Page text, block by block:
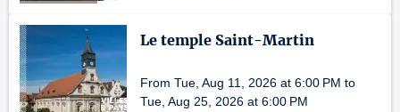
Le temple Saint-Martin
From Tue, Aug 11, 2026 at 6:00 PM to
Tue, Aug 25, 2026 at 6:00 PM